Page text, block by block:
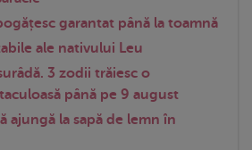
garantat până la toamnă
ale nativului Leu
3 zodii trăiesc o
până pe 9 august
ajungă la sapă de lemn în